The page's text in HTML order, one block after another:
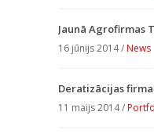
Jaunā Agrofirmas
16 jūnijs 2014 / News
Deratizācijas firma
11 maijs 2014 /